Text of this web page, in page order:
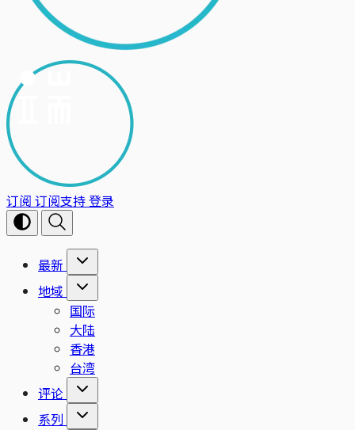
订阅 订阅支持登录
最新
地域
国际
大陆
香港
台湾
评论
系列